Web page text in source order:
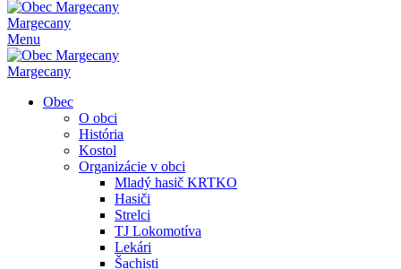
Margecany
Menu
Margecany
Obec
O obci
História
Kostol
Organizácie v obci
Mladý hasič KRTKO
Hasiči
Strelci
TJ Lokomotíva
Lekári
Šachisti